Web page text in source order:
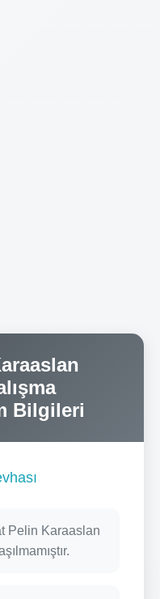
Bilgileri
Pelin Karaaslan